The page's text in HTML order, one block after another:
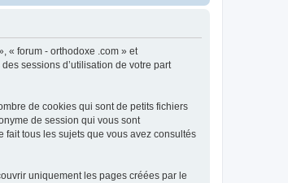
« forum - orthodoxe .com » et
sessions d’utilisation de votre part
de cookies qui sont de petits fichiers
de session qui vous sont
tous les sujets que vous avez consultés
uniquement les pages créées par le